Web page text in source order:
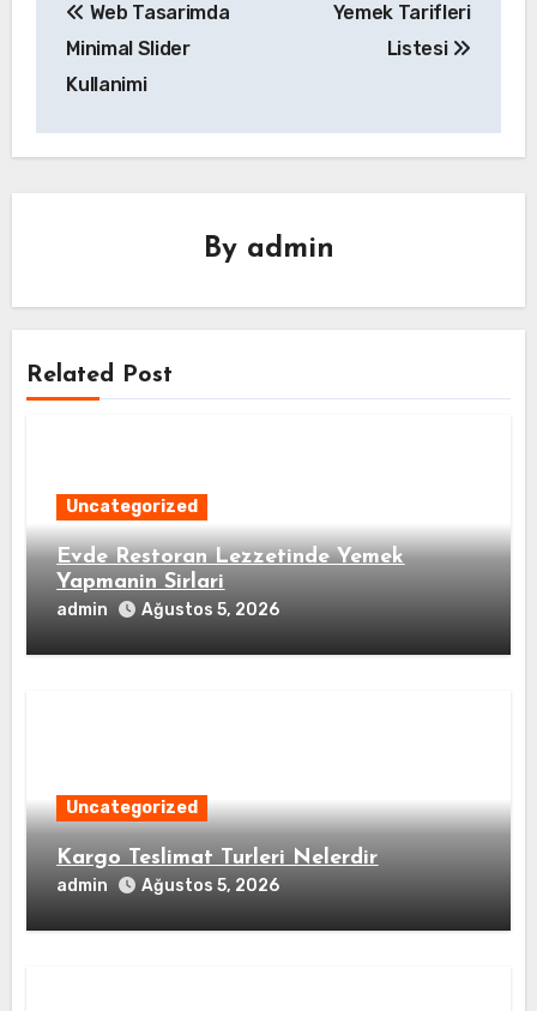
gezinmesi
Web Tasarimda
Minimal Slider
Kullanimi
Yemek Tarifleri
Listesi
By admin
Related Post
Uncategorized
Evde Restoran Lezzetinde Yemek
Yapmanin Sirlari
admin Ağustos 5, 2026
Uncategorized
Kargo Teslimat Turleri Nelerdir
admin Ağustos 5, 2026